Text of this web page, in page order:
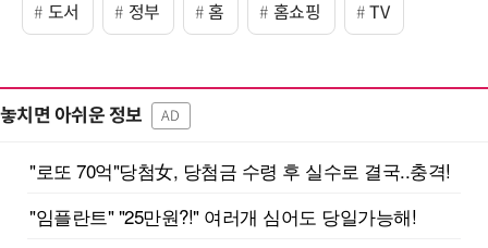
도서 정부 홈 홈쇼핑 TV
놓치면 아쉬운 정보 AD